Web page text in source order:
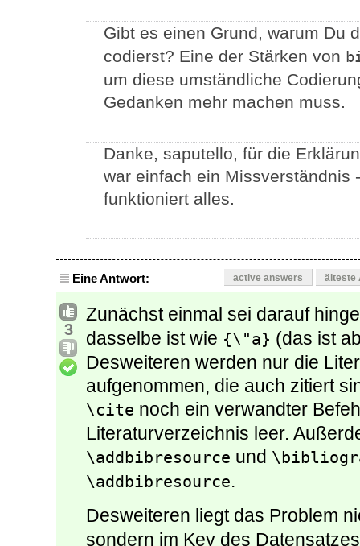
Gibt es einen Grund, warum Du
codierst? Eine der Stärken von
um diese umständliche
Gedanken mehr machen muss.
Danke, saputello, für die
war einfach ein Missverständnis
funktioniert alles.
Eine Antwort: active answers älteste
3
Zunächst einmal sei darauf
dasselbe ist wie {\"a} (das ist
Desweiteren werden nur die
aufgenommen, die auch zitiert
\cite noch ein verwandter
Literaturverzeichnis leer.
\addbibresource und
\addbibresource.
Desweiteren liegt das Problem
sondern im Key des